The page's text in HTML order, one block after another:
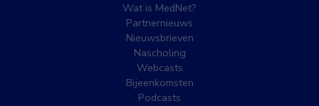
Wat is MedNet?
Partnernieuws
Nieuwsbrieven
Nascholing
Webcasts
Bijeenkomsten
Podcasts